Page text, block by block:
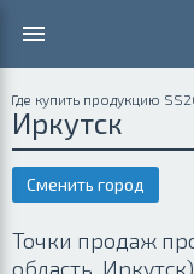
Где купить продукцию
Иркутск
Сменить город
Точки продаж
область,